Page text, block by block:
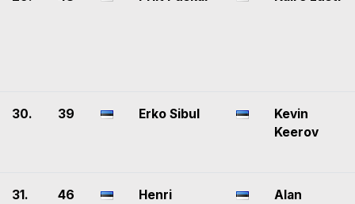
30. 39 Erko Sibul
Kevin
Keerov
31. 46
Henri
Alan